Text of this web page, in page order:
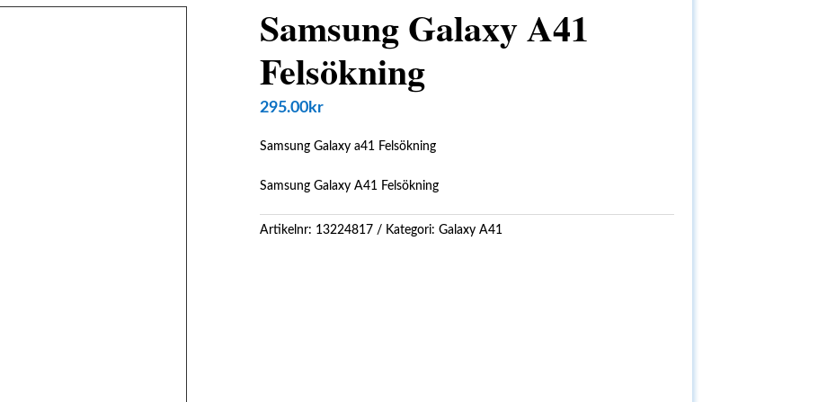
Samsung Galaxy A41
Felsökning
295.00kr
Samsung Galaxy a41 Felsökning
Samsung Galaxy A41 Felsökning
Artikelnr: 13224817 Kategori: Galaxy A41